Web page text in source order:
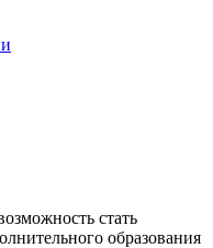
стать
образования